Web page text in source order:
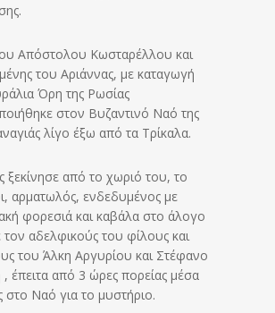
Απόστολου Κωσταρέλλου και
του Αριάννας, με καταγωγή
Όρη της Ρωσίας
στον Βυζαντινό Ναό της
λίγο έξω από τα Τρίκαλα.
ξεκίνησε από το χωριό του, το
αρματωλός, ενδεδυμένος με
φορεσιά και καβάλα στο άλογο
αδελφικούς του φίλους και
του Άλκη Αργυρίου και Στέφανο
έπειτα από 3 ώρες πορείας μέσα
στο Ναό για το μυστήριο.